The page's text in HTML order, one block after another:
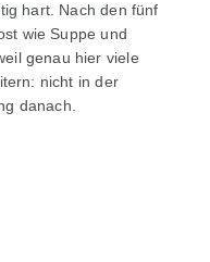
hart. Nach den fünf
wie Suppe und
genau hier viele
nicht in der
danach.